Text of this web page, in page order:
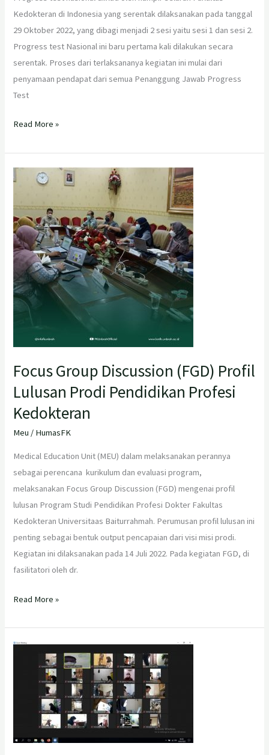
Kedokteran di Indonesia yang serentak dilaksanakan pada tanggal
29 Oktober 2022, yang dibagi menjadi 2 sesi yaitu sesi 1 dan sesi 2.
Progress test Nasional ini baru pertama kali dilakukan secara
serentak. Proses dari terlaksananya kegiatan ini mulai dari
penyamaan pendapat dari semua Penanggung Jawab Progress
Test
Read More »
Focus Group Discussion (FGD) Profil
Lulusan Prodi Pendidikan Profesi
Kedokteran
Meu / HumasFK
Medical Education Unit (MEU) dalam melaksanakan perannya
sebagai perencana kurikulum dan evaluasi program,
melaksanakan Focus Group Discussion (FGD) mengenai profil
lulusan Program Studi Pendidikan Profesi Dokter Fakultas
Kedokteran Universitaas Baiturrahmah. Perumusan profil lulusan ini
penting sebagai bentuk output pencapaian dari visi misi prodi.
Kegiatan ini dilaksanakan pada 14 Juli 2022. Pada kegiatan FGD, di
fasilitatori oleh dr.
Focus
Discussion
(FGD)
Profil
Lulusan
Prodi
Pendidikan
Profesi
Read More »
Pelaksanaan
Progress
Fakultas
Kedokteran
Universitas
Baiturrahmah